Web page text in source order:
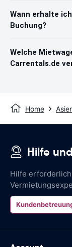
Wann erhalte
Buchung?
Welche
Carrentals.de
Home
Hilfe
Hilfe